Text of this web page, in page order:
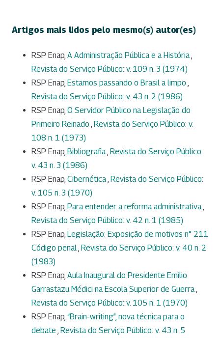
Artigos mais lidos pelo mesmo(s) autor(es)
RSP Enap, A Administração Pública e a História
Revista do Serviço Público: v. 109 n. 3 (1974)
RSP Enap, Estamos passando o Brasil a limpo
Revista do Serviço Público: v. 43 n. 2 (1986)
RSP Enap, O Servidor Público na Legislação do
Primeiro Reinado Revista do Serviço Público: v.
108 n. 1 (1973)
RSP Enap, Bibliografia Revista do Serviço Público:
v. 43 n. 3 (1986)
RSP Enap, Cibernética Revista do Serviço Público:
v. 105 n. 3 (1970)
RSP Enap, Para entender a reforma administrativa
Revista do Serviço Público: v. 42 n. 1 (1985)
RSP Enap, Legislação: Exposição de motivos n° 211
Código penal Revista do Serviço Público: v. 40 n. 2
(1983)
RSP Enap, Aula Inaugural do Presidente Emílio
Garrastazu Médici na Escola Superior de Guerra
Revista do Serviço Público: v. 105 n. 1 (1970)
RSP Enap, “Brain-writing”, nova técnica para o
debate Revista do Serviço Público: v. 43 n. 5